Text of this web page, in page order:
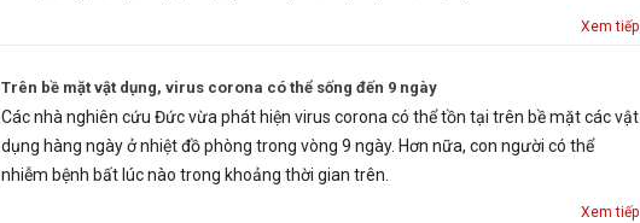
Xem tiếp
Trên bề mặt vật dụng, virus corona có thể sống đến 9 ngày
Các nhà nghiên cứu Đức vừa phát hiện virus corona có thể tồn tại trên bề mặt các vật
dụng hàng ngày ở nhiệt đồ phòng trong vòng 9 ngày. Hơn nữa, con người có thể
nhiễm bệnh bất lúc nào trong khoảng thời gian trên.
Xem tiếp